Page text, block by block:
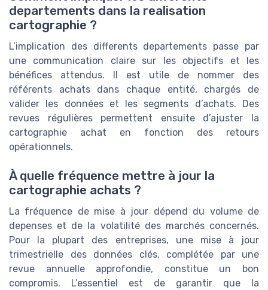
departements dans la realisation
cartographie ?
L’implication des differents departements passe par
une communication claire sur les objectifs et les
bénéfices attendus. Il est utile de nommer des
référents achats dans chaque entité, chargés de
valider les données et les segments d’achats. Des
revues régulières permettent ensuite d’ajuster la
cartographie achat en fonction des retours
opérationnels.
À quelle fréquence mettre à jour la
cartographie achats ?
La fréquence de mise à jour dépend du volume de
depenses et de la volatilité des marchés concernés.
Pour la plupart des entreprises, une mise à jour
trimestrielle des données clés, complétée par une
revue annuelle approfondie, constitue un bon
compromis. L’essentiel est de garantir que la